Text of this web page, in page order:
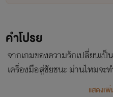
คำโปรย
จากเกมของความรักเปลี่ยนเป็
เครื่องมือสู่ชัยชนะ ม่านไหมจะ
กลายเป็นคนที่ใจร้ายที่สุด จุด
แสดงเ